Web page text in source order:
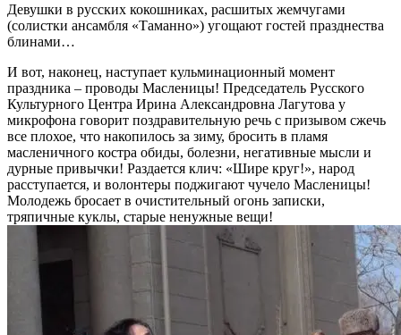
Девушки в русских кокошниках, расшитых жемчугами
(солистки ансамбля «Таманно») угощают гостей празднества
блинами…
И вот, наконец, наступает кульминационный момент
праздника – проводы Масленицы! Председатель Русского
Культурного Центра Ирина Александровна Лагутова у
микрофона говорит поздравительную речь с призывом сжечь
все плохое, что накопилось за зиму, бросить в пламя
масленичного костра обиды, болезни, негативные мысли и
дурные привычки! Раздается клич: «Шире круг!», народ
расступается, и волонтеры поджигают чучело Масленицы!
Молодежь бросает в очистительный огонь записки,
тряпичные куклы, старые ненужные вещи!